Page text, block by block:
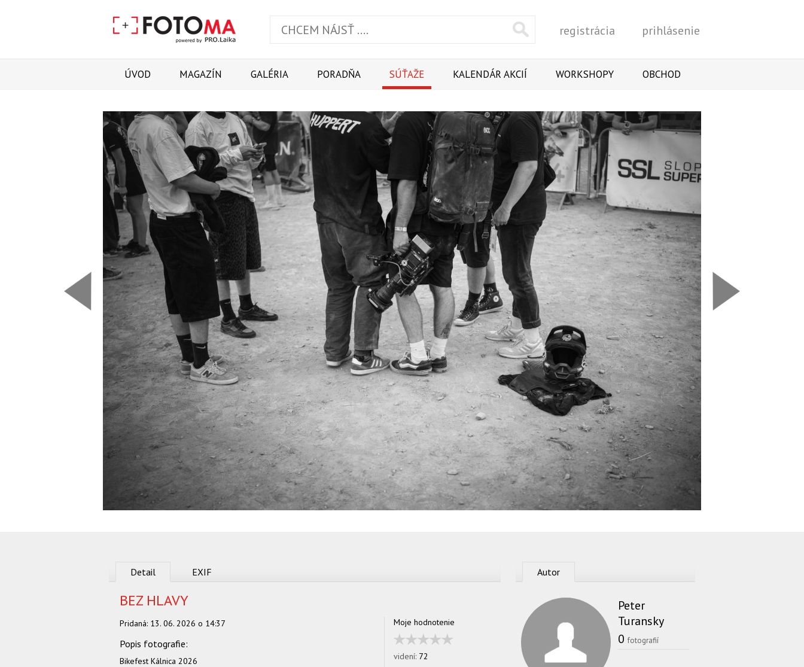
Vyhľadať
registrácia prihlásenie
ÚVOD MAGAZÍN GALÉRIA PORADŇA SÚŤAŽE KALENDÁR AKCIÍ WORKSHOPY OBCHOD
Predchádzajúca
Detail EXIF
BEZ HLAVY
Pridaná: 13. 06. 2026 o 14:37
Bikefest Kálnica 2026
Moje hodnotenie
videní: 72
Autor
Peter
Turansky
0 fotografií